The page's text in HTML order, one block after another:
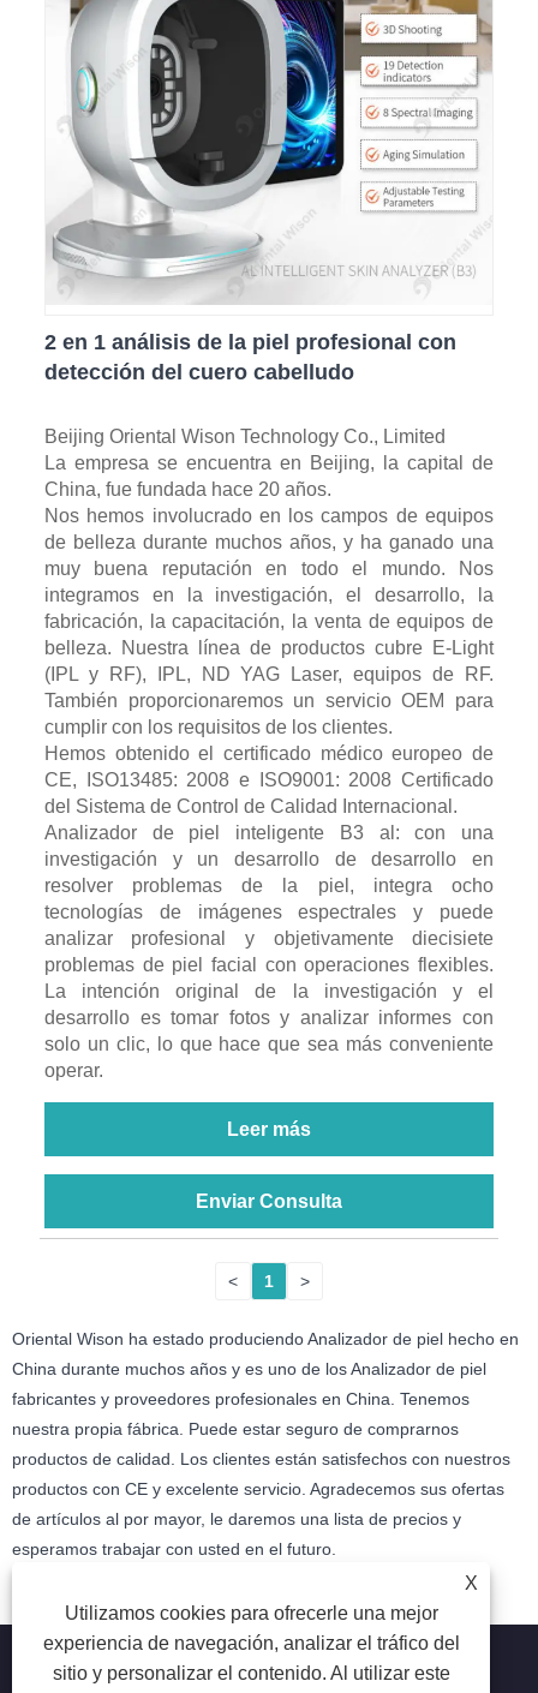
2 en 1 análisis de la piel profesional con
detección del cuero cabelludo
Beijing Oriental Wison Technology Co., Limited
La empresa se encuentra en Beijing, la capital de
China, fue fundada hace 20 años.
Nos hemos involucrado en los campos de equipos
de belleza durante muchos años, y ha ganado una
muy buena reputación en todo el mundo. Nos
integramos en la investigación, el desarrollo, la
fabricación, la capacitación, la venta de equipos de
belleza. Nuestra línea de productos cubre E-Light
(IPL y RF), IPL, ND YAG Laser, equipos de RF.
También proporcionaremos un servicio OEM para
cumplir con los requisitos de los clientes.
Hemos obtenido el certificado médico europeo de
CE, ISO13485: 2008 e ISO9001: 2008 Certificado
del Sistema de Control de Calidad Internacional.
Analizador de piel inteligente B3 al: con una
investigación y un desarrollo de desarrollo en
resolver problemas de la piel, integra ocho
tecnologías de imágenes espectrales y puede
analizar profesional y objetivamente diecisiete
problemas de piel facial con operaciones flexibles.
La intención original de la investigación y el
desarrollo es tomar fotos y analizar informes con
solo un clic, lo que hace que sea más conveniente
operar.
Leer más
Enviar Consulta
< 1 >
Oriental Wison ha estado produciendo Analizador de piel hecho en
China durante muchos años y es uno de los Analizador de piel
fabricantes y proveedores profesionales en China. Tenemos
nuestra propia fábrica. Puede estar seguro de comprarnos
productos de calidad. Los clientes están satisfechos con nuestros
productos con CE y excelente servicio. Agradecemos sus ofertas
de artículos al por mayor, le daremos una lista de precios y
esperamos trabajar con usted en el futuro.
X
Utilizamos cookies para ofrecerle una mejor
experiencia de navegación, analizar el tráfico del
sitio y personalizar el contenido. Al utilizar este